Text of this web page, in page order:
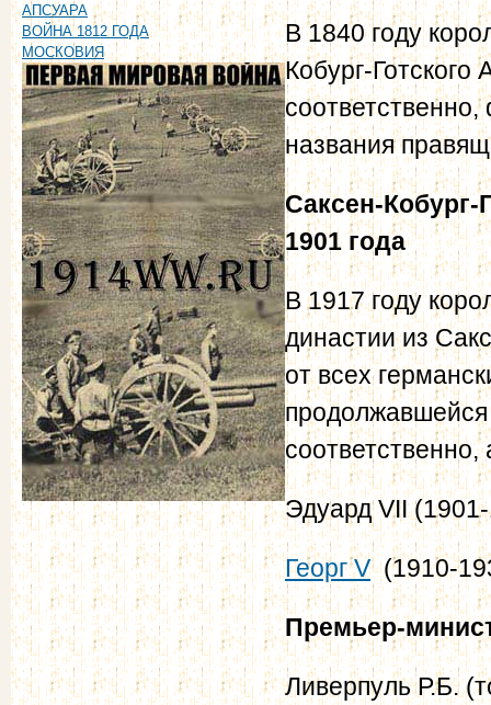
АПСУАРА
ВОЙНА 1812 ГОДА
МОСКОВИЯ
В 1840 году
Кобург-
названия
Саксен-Кобург-
1901 года
В 1917 году
династии из
от всех
Эдуард VII
Георг V(1910-
Премьер-
Ливерпуль Р.Б.